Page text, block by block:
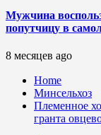
Мужчина
попутчицу в
8 месяцев ago
Home
Минсельхоз
Племенное
гранта